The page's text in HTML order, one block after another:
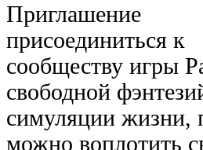
Приглашение
присоединиться к
сообществу игры
свободной
симуляции жизни,
можно воплотить